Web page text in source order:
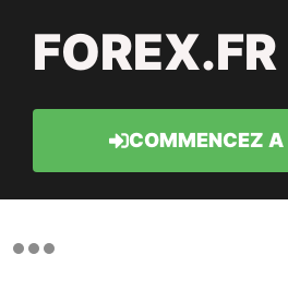
FOREX.FR
COMMENCEZ A